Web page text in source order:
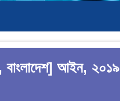
বাংলাদেশ] আইন, ২০১৯